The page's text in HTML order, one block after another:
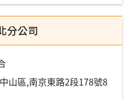
分公司
山區,南京東路2段178號8